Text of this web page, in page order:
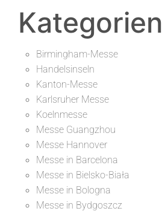
Kategorien
Birmingham-Messe
Handelsinseln
Kanton-Messe
Karlsruher Messe
Koelnmesse
Messe Guangzhou
Messe Hannover
Messe in Barcelona
Messe in Bielsko-Biała
Messe in Bologna
Messe in Bydgoszcz